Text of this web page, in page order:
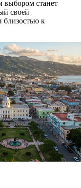
выбором станет
своей
близостью к